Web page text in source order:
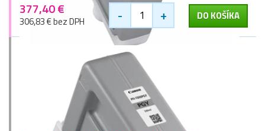
377,40 €
306,83 € bez DPH - + DO KOŠÍKA